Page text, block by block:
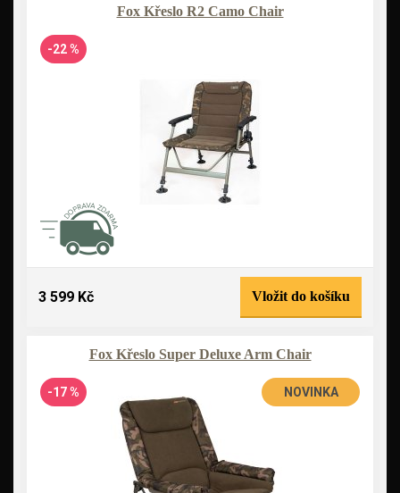
Fox Křeslo R2 Camo Chair
-22 %
3 599 Kč Vložit do košíku
Fox Křeslo Super Deluxe Arm Chair
-17 % NOVINKA